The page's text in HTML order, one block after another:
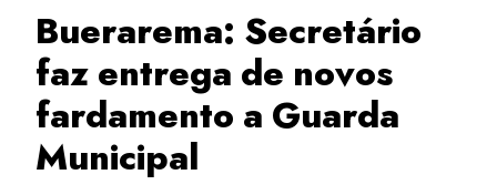
Buerarema: Secretário
faz entrega de novos
fardamento a Guarda
Municipal